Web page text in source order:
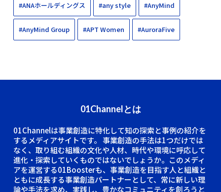
#ANAホールディングス #any style #AnyMind
#AnyMind Group #APT Women #AuroraFive
01Channelとは
01Channelは事業創造に特化して知の探索と事例の紹介を
するメディアサイトです。 事業創造の手法は1つだけでは
なく、取り組む組織の文化や人材、時代や環境に呼応して
進化・探索していくものではないでしょうか。このメディ
アを運営する01Boosterも、事業創造を目指す人と組織と
ともに成長する事業創造パートナーとして、常に新しい理
論や手法を求め、実践し、豊かなコミュニティを創ろうと